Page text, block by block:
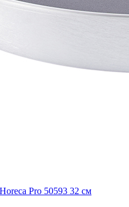
Pro 50593 32 см